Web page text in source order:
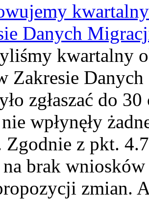
Danych
kwartalny
Zakresie
zgłaszać do
wpłynęły
z pkt.
brak
zmian.